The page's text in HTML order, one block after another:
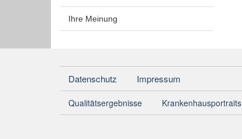
Ihre Meinung
Datenschutz Impressum
Qualitätsergebnisse Krankenhausportraits